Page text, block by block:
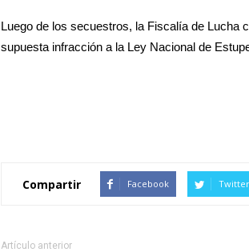
Luego de los secuestros, la Fiscalía de Lucha
supuesta infracción a la Ley Nacional de
Compartir Facebook Twitter
Artículo anterior